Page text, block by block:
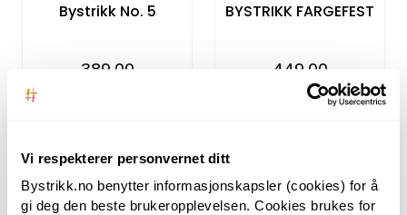
Vi respekterer personvernet ditt
Bystrikk.no benytter informasjonskapsler (cookies) for å
gi deg den beste brukeropplevelsen. Cookies brukes for
Bystrikk No. 5
389,00
BYSTRIKK FARGEFEST
449,00